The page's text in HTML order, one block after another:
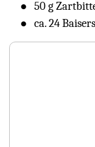
50 g
ca. 24